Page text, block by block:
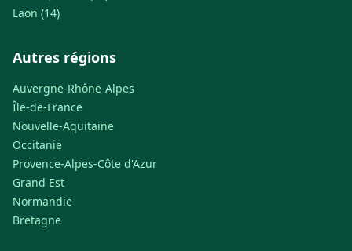
Laon (14)
Autres régions
Auvergne-Rhône-Alpes
Île-de-France
Nouvelle-Aquitaine
Occitanie
Provence-Alpes-Côte d'Azur
Grand Est
Normandie
Bretagne